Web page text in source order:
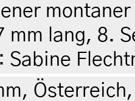
mm lang, 8.
Sabine